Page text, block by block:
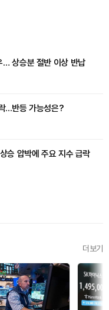
… 상승분 절반 이상 반납
...반등 가능성은?
승 압박에 주요 지수 급락
더보기